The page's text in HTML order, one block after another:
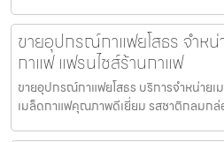
ขายอุปกรณ์กาแฟยโสธร จำห
กาแฟ แฟรนไชส์ร้านกาแฟ
ขายอุปกรณ์กาแฟยโสธร บริการจำหน่ายเ
เมล็ดกาแฟคุณภาพดีเยี่ยม รสชาติกลมกล่